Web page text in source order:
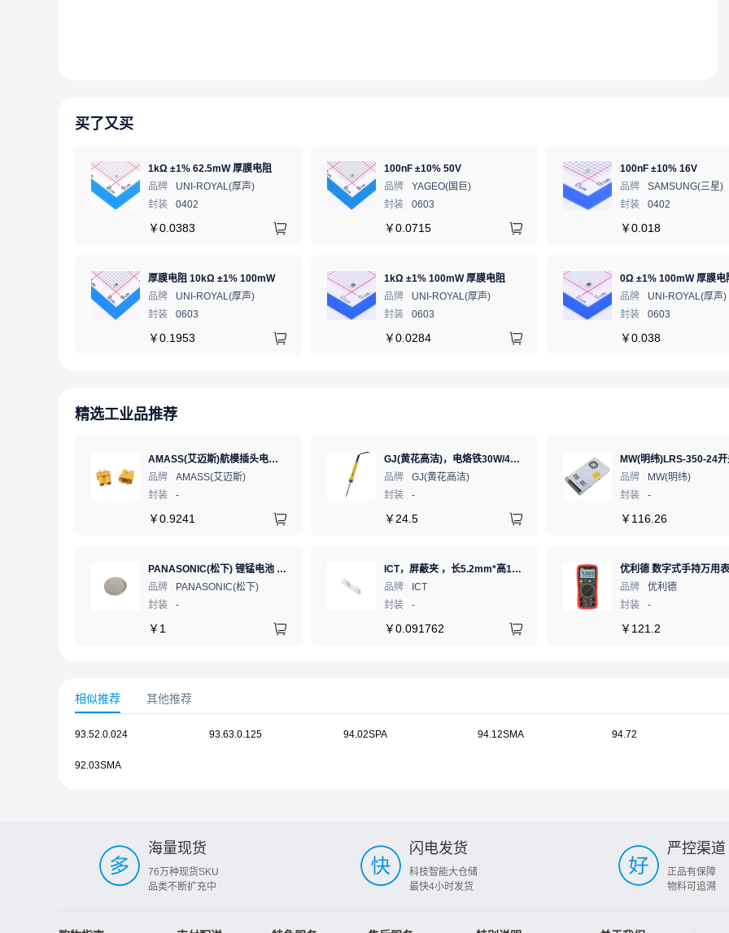
买了又买
1kΩ ±1% 62.5mW 厚膜电阻
品牌
UNI-ROYAL(厚声)
封装
0402
￥0.0383
100nF ±10% 50V
品牌
YAGEO(国巨)
封装
0603
￥0.0715
100nF ±10% 16V
品牌
SAMSUNG(三星)
封装
0402
￥0.018
厚膜电阻 10kΩ ±1% 100mW
品牌
UNI-ROYAL(厚声)
封装
0603
￥0.1953
1kΩ ±1% 100mW 厚膜电阻
品牌
UNI-ROYAL(厚声)
封装
0603
￥0.0284
0Ω ±1% 100mW 厚膜电
品牌
UNI-ROYAL(厚声)
封装
0603
￥0.038
精选工业品推荐
AMASS(艾迈斯)航模插头电调机插座锂电池连接器 轻量版 母头XT30U-FXT30U-F.G.Y
品牌
AMASS(艾迈斯)
封装
-
￥0.9241
GJ(黄花高洁)，电烙铁30W/40W/60W锡焊电烙铁焊接工具电焊笔手机电子维修（内热35W），NO.435(35W)
品牌
GJ(黄花高洁)
封装
-
￥ 24.5
品牌
MW(明纬)
封装
-
￥ 116.26
PANASONIC(松下) 锂锰电池 3V 225mAh 1个
品牌
PANASONIC(松下)
封装
-
￥ 1
ICT，屏蔽夹 ，长5.2mm*高1.28mm，ICSRC52128SFR
品牌
ICT
封装
-
￥0.091762
品牌
优利德
封装
-
￥ 121.2
相似推荐 其他推荐
93.52.0.024 93.63.0.125 94.02SPA 94.12SMA 94.72
92.03SMA
海量现货
76万种现货SKU
品类不断扩充中
闪电发货
科技智能大仓储
最快4小时发货
严控渠道
正品有保障
物料可追溯